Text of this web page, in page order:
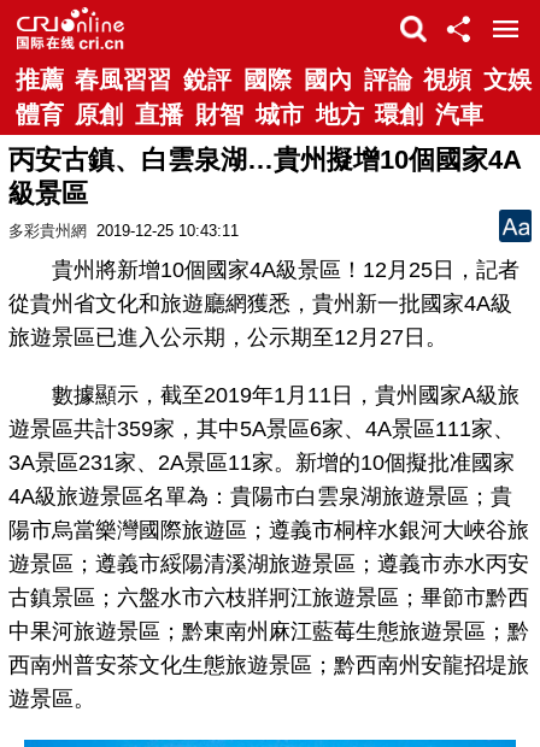
推薦 春風習習 銳評 國際 國內 評論 視頻 文娛
體育 原創 直播 財智 城市 地方 環創 汽車
丙安古鎮、白雲泉湖…貴州擬增10個國家4A
級景區
多彩貴州網 2019-12-25 10:43:11
貴州將新增10個國家4A級景區！12月25日，記者
從貴州省文化和旅遊廳網獲悉，貴州新一批國家4A級
旅遊景區已進入公示期，公示期至12月27日。
數據顯示，截至2019年1月11日，貴州國家A級旅
遊景區共計359家，其中5A景區6家、4A景區111家、
3A景區231家、2A景區11家。新增的10個擬批准國家
4A級旅遊景區名單為：貴陽市白雲泉湖旅遊景區；貴
陽市烏當樂灣國際旅遊區；遵義市桐梓水銀河大峽谷旅
遊景區；遵義市綏陽清溪湖旅遊景區；遵義市赤水丙安
古鎮景區；六盤水市六枝牂牁江旅遊景區；畢節市黔西
中果河旅遊景區；黔東南州麻江藍莓生態旅遊景區；黔
西南州普安茶文化生態旅遊景區；黔西南州安龍招堤旅
遊景區。